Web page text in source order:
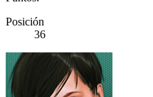
Posición
36